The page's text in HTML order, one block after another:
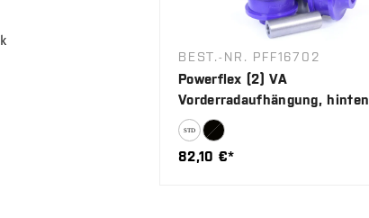
BEST.-NR. PFF16702
Powerflex (2) VA
Vorderradaufhängung, hinten
82,10 €*